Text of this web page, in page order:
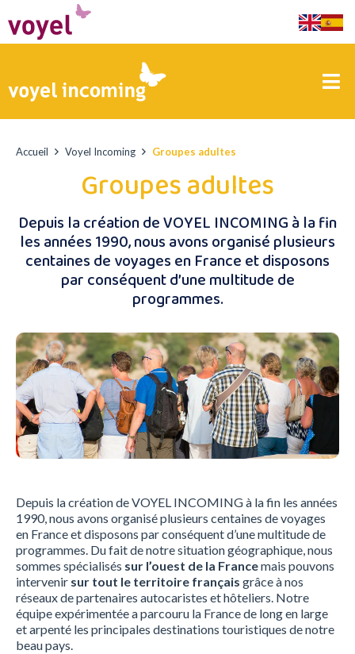
Accueil Voyel Incoming Groupes adultes
Groupes adultes
Depuis la création de VOYEL INCOMING à la fin
les années 1990, nous avons organisé plusieurs
centaines de voyages en France et disposons
par conséquent d’une multitude de
programmes.
Depuis la création de VOYEL INCOMING à la fin les années
1990, nous avons organisé plusieurs centaines de voyages
en France et disposons par conséquent d’une multitude de
programmes. Du fait de notre situation géographique, nous
sommes spécialisés sur l’ouest de la Francemais pouvons
intervenir sur tout le territoire français grâce à nos
réseaux de partenaires autocaristes et hôteliers. Notre
équipe expérimentée a parcouru la France de long en large
et arpenté les principales destinations touristiques de notre
beau pays.